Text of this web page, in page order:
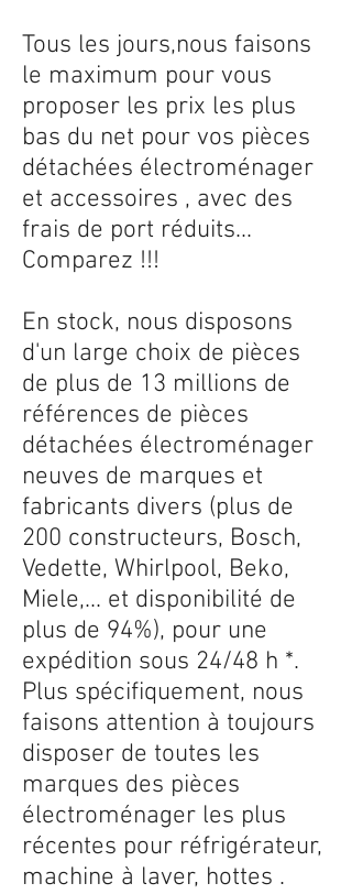
Tous les jours,nous faisons
le maximum pour vous
proposer les prix les plus
bas du net pour vos pièces
détachées électroménager
et accessoires , avec des
frais de port réduits...
Comparez !!!
En stock, nous disposons
d'un large choix de pièces
de plus de 13 millions de
références de pièces
détachées électroménager
neuves de marques et
fabricants divers (plus de
200 constructeurs, Bosch,
Vedette, Whirlpool, Beko,
Miele,... et disponibilité de
plus de 94%), pour une
expédition sous 24/48 h *.
Plus spécifiquement, nous
faisons attention à toujours
disposer de toutes les
marques des pièces
électroménager les plus
récentes pour réfrigérateur,
machine à laver, hottes .